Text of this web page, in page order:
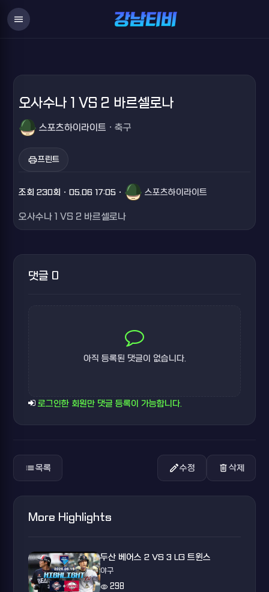
menu
오사수나 1 VS 2 바르셀로나
스포츠하이라이트 · 축구
print프린트
조회 230회 · 05.06 17:05 · 스포츠하이라이트
오사수나 1 VS 2 바르셀로나
댓글 0
아직 등록된 댓글이 없습니다.
로그인한 회원만 댓글 등록이 가능합니다.
list목록 edit수정 delete삭제
More Highlights
두산 베어스 2 VS 3 LG 트윈스
야구
visibility 298